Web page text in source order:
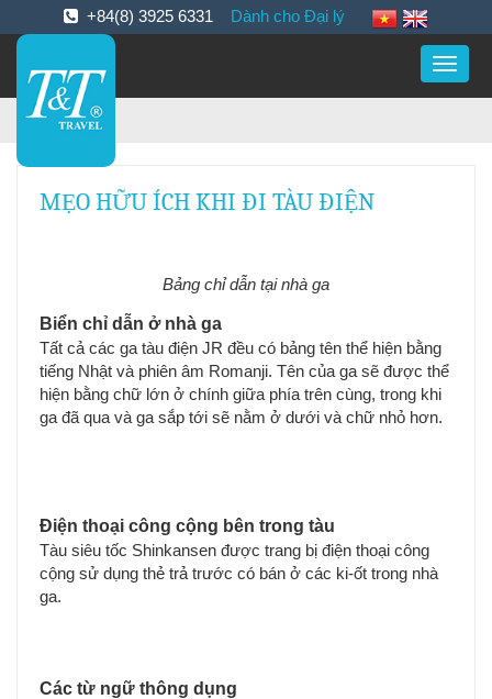
+84(8) 3925 6331 Dành cho Đại lý
Toggle
MẸO HỮU ÍCH KHI ĐI TÀU ĐIỆN
Bảng chỉ dẫn tại nhà ga
Biển chỉ dẫn ở nhà ga
Tất cả các ga tàu điện JR đều có bảng tên thể hiện bằng
tiếng Nhật và phiên âm Romanji. Tên của ga sẽ được thể
hiện bằng chữ lớn ở chính giữa phía trên cùng, trong khi
ga đã qua và ga sắp tới sẽ nằm ở dưới và chữ nhỏ hơn.
Điện thoại công cộng bên trong tàu
Tàu siêu tốc Shinkansen được trang bị điện thoại công
cộng sử dụng thẻ trả trước có bán ở các ki-ốt trong nhà
ga.
Các từ ngữ thông dụng